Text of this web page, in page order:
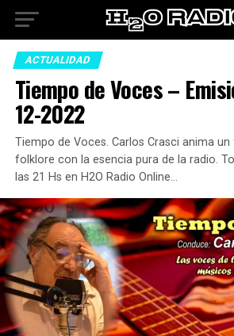
ACTUALIDAD
Tiempo de Voces –
12-2022
Tiempo de Voces. Carlos Crasci anima
folklore con la esencia pura de la radio.
las 21 Hs en H2O Radio Online…